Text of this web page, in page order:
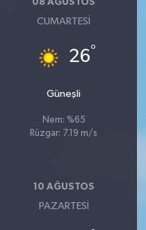
08 AĞUSTOS
CUMARTESI
26°
Güneşli
Nem: %65
Rüzgar: 7.19 m/s
10 AĞUSTOS
PAZARTESI